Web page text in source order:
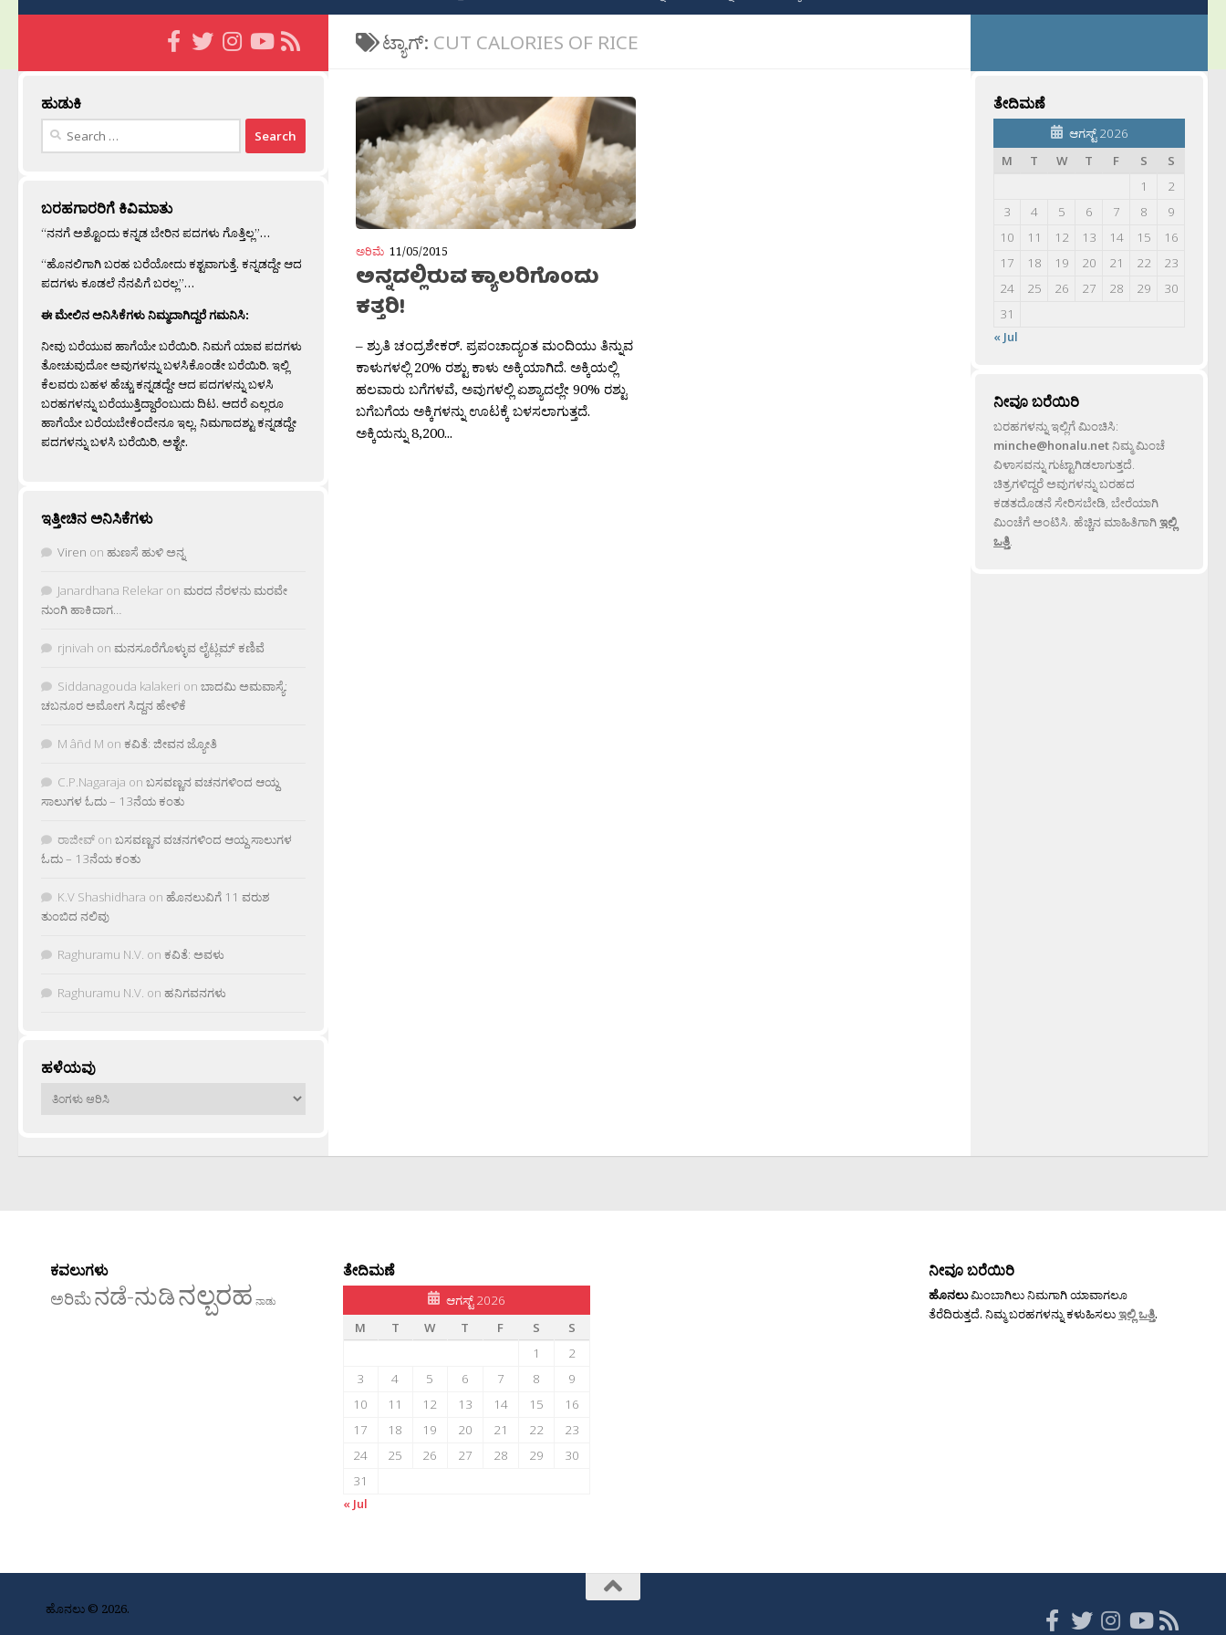
ಟ್ಯಾಗ್: CUT CALORIES OF RICE
ಅರಿಮೆ 11/05/2015
ಅನ್ನದಲ್ಲಿರುವ ಕ್ಯಾಲರಿಗೊಂದು
ಕತ್ತರಿ!
– ಶ್ರುತಿ ಚಂದ್ರಶೇಕರ್. ಪ್ರಪಂಚಾದ್ಯಂತ ಮಂದಿಯು ತಿನ್ನುವ
ಕಾಳುಗಳಲ್ಲಿ 20% ರಶ್ಟು ಕಾಳು ಅಕ್ಕಿಯಾಗಿದೆ. ಅಕ್ಕಿಯಲ್ಲಿ
ಹಲವಾರು ಬಗೆಗಳವೆ, ಅವುಗಳಲ್ಲಿ ಏಶ್ಯಾದಲ್ಲೇ 90% ರಶ್ಟು
ಬಗೆಬಗೆಯ ಅಕ್ಕಿಗಳನ್ನು ಊಟಕ್ಕೆ ಬಳಸಲಾಗುತ್ತದೆ.
ಅಕ್ಕಿಯನ್ನು 8,200...
ಹುಡುಕಿ
Search
ಬರಹಗಾರರಿಗೆ ಕಿವಿಮಾತು
“ನನಗೆ ಅಶ್ಟೊಂದು ಕನ್ನಡ ಬೇರಿನ ಪದಗಳು ಗೊತ್ತಿಲ್ಲ”…
“ಹೊನಲಿಗಾಗಿ ಬರಹ ಬರೆಯೋದು ಕಶ್ಟವಾಗುತ್ತೆ. ಕನ್ನಡದ್ದೇ ಆದ
ಪದಗಳು ಕೂಡಲೆ ನೆನಪಿಗೆ ಬರಲ್ಲ”…
ಈ ಮೇಲಿನ ಅನಿಸಿಕೆಗಳು ನಿಮ್ಮದಾಗಿದ್ದರೆ ಗಮನಿಸಿ:
ನೀವು ಬರೆಯುವ ಹಾಗೆಯೇ ಬರೆಯಿರಿ. ನಿಮಗೆ ಯಾವ ಪದಗಳು
ತೋಚುವುದೋ ಅವುಗಳನ್ನು ಬಳಸಿಕೊಂಡೇ ಬರೆಯಿರಿ. ಇಲ್ಲಿ
ಕೆಲವರು ಬಹಳ ಹೆಚ್ಚು ಕನ್ನಡದ್ದೇ ಆದ ಪದಗಳನ್ನು ಬಳಸಿ
ಬರಹಗಳನ್ನು ಬರೆಯುತ್ತಿದ್ದಾರೆಂಬುದು ದಿಟ. ಆದರೆ ಎಲ್ಲರೂ
ಹಾಗೆಯೇ ಬರೆಯಬೇಕೆಂದೇನೂ ಇಲ್ಲ. ನಿಮಗಾದಶ್ಟು ಕನ್ನಡದ್ದೇ
ಪದಗಳನ್ನು ಬಳಸಿ ಬರೆಯಿರಿ, ಅಶ್ಟೇ.
ಇತ್ತೀಚಿನ ಅನಿಸಿಕೆಗಳು
Viren on ಹುಣಸೆ ಹುಳಿ ಅನ್ನ
Janardhana Relekar on ಮರದ ನೆರಳನು ಮರವೇ
ನುಂಗಿ ಹಾಕಿದಾಗ…
rjnivah on ಮನಸೂರೆಗೊಳ್ಳುವ ಲೈಟ್ಲಮ್ ಕಣಿವೆ
Siddanagouda kalakeri on ಬಾದಮಿ ಅಮವಾಸ್ಯೆ:
ಚಬನೂರ ಅಮೋಗ ಸಿದ್ದನ ಹೇಳಿಕೆ
M âñd M on ಕವಿತೆ: ಜೀವನ ಜ್ಯೋತಿ
C.P.Nagaraja on ಬಸವಣ್ಣನ ವಚನಗಳಿಂದ ಆಯ್ದ
ಸಾಲುಗಳ ಓದು – 13ನೆಯ ಕಂತು
ರಾಜೀವ್ on ಬಸವಣ್ಣನ ವಚನಗಳಿಂದ ಆಯ್ದ ಸಾಲುಗಳ
ಓದು – 13ನೆಯ ಕಂತು
K.V Shashidhara on ಹೊನಲುವಿಗೆ 11 ವರುಶ
ತುಂಬಿದ ನಲಿವು
Raghuramu N.V. on ಕವಿತೆ: ಅವಳು
Raghuramu N.V. on ಹನಿಗವನಗಳು
ಹಳೆಯವು
ಹಳೆಯವು
ತೇದಿಮಣೆ
ಆಗಸ್ಟ್ 2026
M
T W T F S
S
1
2
3
4 5 6 7 8
9
10
11 12 13 14 15
16
17
18 19 20 21 22
23
24
25 26 27 28 29
30
31
« Jul
ನೀವೂ ಬರೆಯಿರಿ
ಬರಹಗಳನ್ನು ಇಲ್ಲಿಗೆ ಮಿಂಚಿಸಿ:
minche@honalu.netನಿಮ್ಮ ಮಿಂಚೆ
ವಿಳಾಸವನ್ನು ಗುಟ್ಟಾಗಿಡಲಾಗುತ್ತದೆ.
ಚಿತ್ರಗಳಿದ್ದರೆ ಅವುಗಳನ್ನು ಬರಹದ
ಕಡತದೊಡನೆ ಸೇರಿಸಬೇಡಿ, ಬೇರೆಯಾಗಿ
ಮಿಂಚೆಗೆ ಅಂಟಿಸಿ. ಹೆಚ್ಚಿನ ಮಾಹಿತಿಗಾಗಿಇಲ್ಲಿ
ಒತ್ತಿ.
ಕವಲುಗಳು
ಅರಿಮೆನಡೆ-ನುಡಿನಲ್ಬರಹ ನಾಡು
ತೇದಿಮಣೆ
ಆಗಸ್ಟ್ 2026
M
T W T F S
S
1
2
3
4 5 6 7 8
9
10
11 12 13 14 15
16
17
18 19 20 21 22
23
24
25 26 27 28 29
30
31
« Jul
ನೀವೂ ಬರೆಯಿರಿ
ಹೊನಲುಮಿಂಬಾಗಿಲು ನಿಮಗಾಗಿ ಯಾವಾಗಲೂ
ತೆರೆದಿರುತ್ತದೆ. ನಿಮ್ಮ ಬರಹಗಳನ್ನು ಕಳುಹಿಸಲುಇಲ್ಲಿ ಒತ್ತಿ.
ಹೊನಲು © 2026.